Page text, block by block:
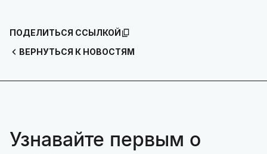
ВЕРНУТЬСЯ К НОВОСТЯМ
ПОДЕЛИТЬСЯ ССЫЛКОЙ
Узнавайте первым о